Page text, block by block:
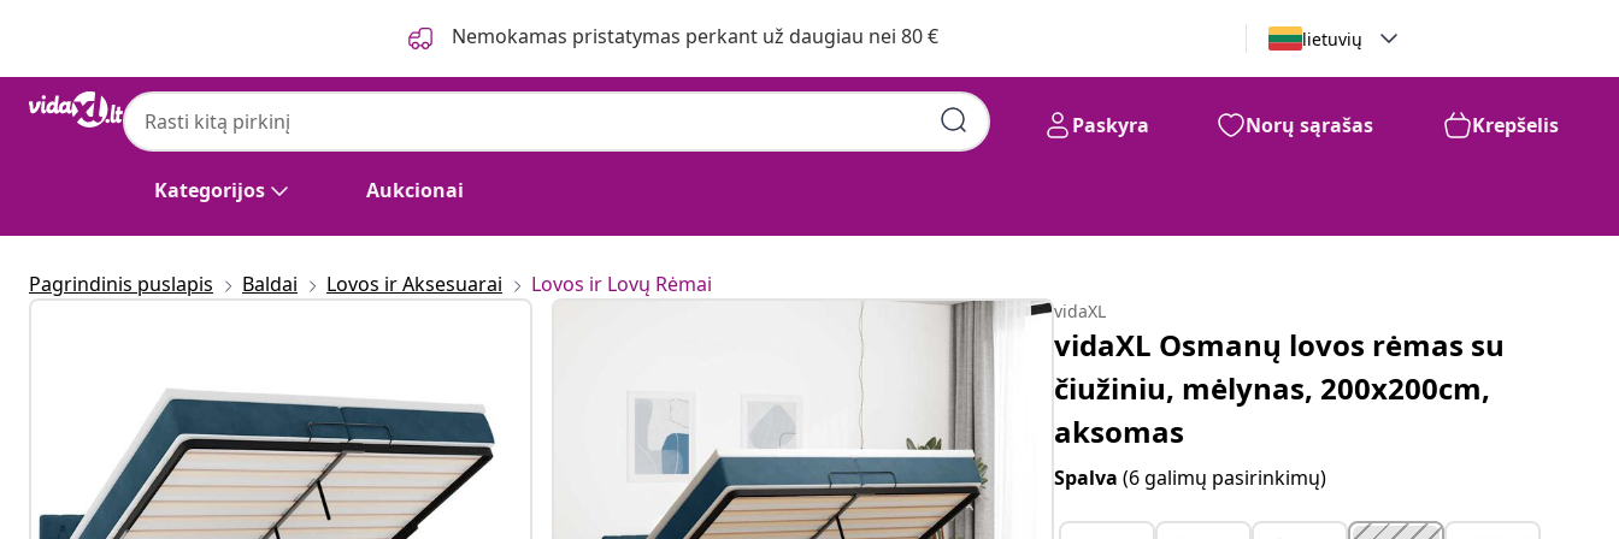
Nemokamas pristatymas perkant už daugiau nei 80 € lietuvių
Kategorijos Aukcionai
Paskyra Norų sąrašas Krepšelis
Pagrindinis puslapis Baldai Lovos ir Aksesuarai Lovos ir Lovų Rėmai
vidaXL
vidaXL Osmanų lovos rėmas su
čiužiniu, mėlynas, 200x200cm,
aksomas
Spalva(6 galimų pasirinkimų)